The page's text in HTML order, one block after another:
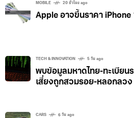
MOBILE 20 ชั่วโมง ago
Apple อาจขึ้นราคา
TECH & INNOVATION 5 วัน ago
พบข้อมูลมหาดไทย-ทะเบียน
เสี่ยงถูกสวมรอย-หลอกลวง
CARS 6 วัน ago